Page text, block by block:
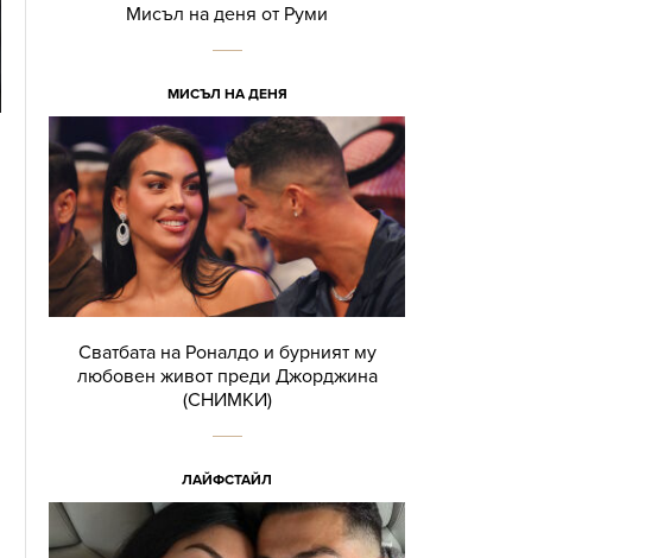
Мисъл на деня от Руми
МИСЪЛ НА ДЕНЯ
Сватбата на Роналдо и бурният му
любовен живот преди Джорджина
(СНИМКИ)
ЛАЙФСТАЙЛ